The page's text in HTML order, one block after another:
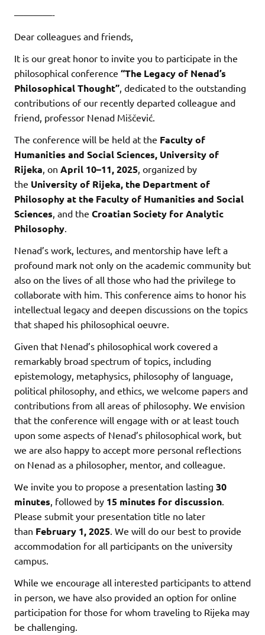
————-
Dear colleagues and friends,
It is our great honor to invite you to participate in the
philosophical conference “The Legacy of Nenad’s
Philosophical Thought”, dedicated to the outstanding
contributions of our recently departed colleague and
friend, professor Nenad Miščević.
The conference will be held at the Faculty of
Humanities and Social Sciences, University of
Rijeka, on April 10–11, 2025, organized by
the University of Rijeka, the Department of
Philosophy at the Faculty of Humanities and Social
Sciences, and the Croatian Society for Analytic
Philosophy.
Nenad’s work, lectures, and mentorship have left a
profound mark not only on the academic community but
also on the lives of all those who had the privilege to
collaborate with him. This conference aims to honor his
intellectual legacy and deepen discussions on the topics
that shaped his philosophical oeuvre.
Given that Nenad’s philosophical work covered a
remarkably broad spectrum of topics, including
epistemology, metaphysics, philosophy of language,
political philosophy, and ethics, we welcome papers and
contributions from all areas of philosophy. We envision
that the conference will engage with or at least touch
upon some aspects of Nenad’s philosophical work, but
we are also happy to accept more personal reflections
on Nenad as a philosopher, mentor, and colleague.
We invite you to propose a presentation lasting 30
minutes, followed by 15 minutes for discussion.
Please submit your presentation title no later
than February 1, 2025. We will do our best to provide
accommodation for all participants on the university
campus.
While we encourage all interested participants to attend
in person, we have also provided an option for online
participation for those for whom traveling to Rijeka may
be challenging.